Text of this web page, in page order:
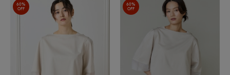
60%
OFF
60%
OFF